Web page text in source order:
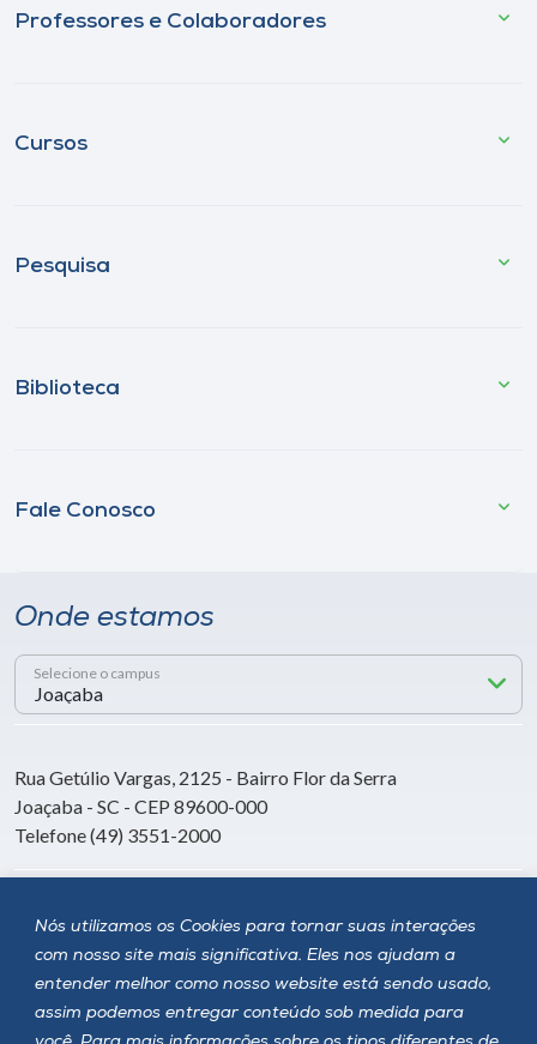
Nós utilizamos os Cookies para tornar suas interações
com nosso site mais significativa. Eles nos ajudam a
entender melhor como nosso website está sendo usado,
assim podemos entregar conteúdo sob medida para
Professores e Colaboradores
Cursos
Pesquisa
Biblioteca
Fale Conosco
Onde estamos
Selecione o campus
Rua Getúlio Vargas, 2125 - Bairro Flor da Serra
Joaçaba - SC - CEP 89600-000
Telefone (49) 3551-2000
Siga a Unoesc